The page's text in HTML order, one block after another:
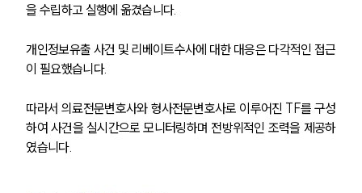
을 수립하고 실행에 옮겼습니다.
개인정보유출 사건 및 리베이트수사에 대한 대응은 다각적인 접근
이 필요했습니다.
따라서 의료전문변호사와 형사전문변호사로 이루어진 TF를 구성
하여 사건을 실시간으로 모니터링하며 전방위적인 조력을 제공하
였습니다.